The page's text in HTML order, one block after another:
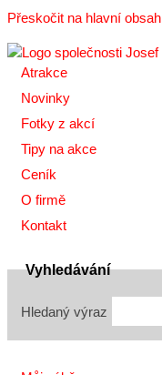
Přeskočit na hlavní obsah
Atrakce
Novinky
Fotky z akcí
Tipy na akce
Ceník
O firmě
Kontakt
Vyhledávání
Hledaný výraz